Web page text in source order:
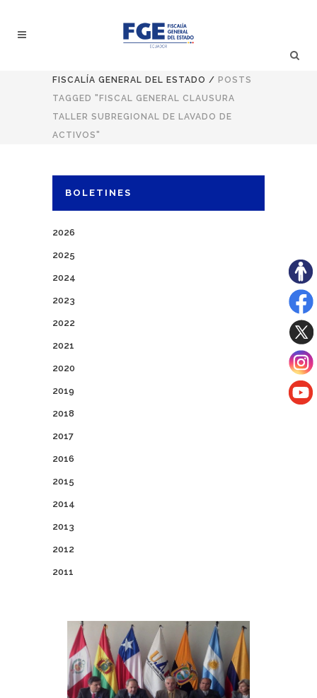
FISCALÍA GENERAL DEL ESTADO / POSTS
TAGGED "FISCAL GENERAL CLAUSURA
TALLER SUBREGIONAL DE LAVADO DE
ACTIVOS"
BOLETINES
2026
2025
2024
2023
2022
2021
2020
2019
2018
2017
2016
2015
2014
2013
2012
2011